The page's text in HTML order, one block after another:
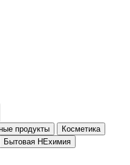
продукты
Косметика
Бытовая НЕхимия